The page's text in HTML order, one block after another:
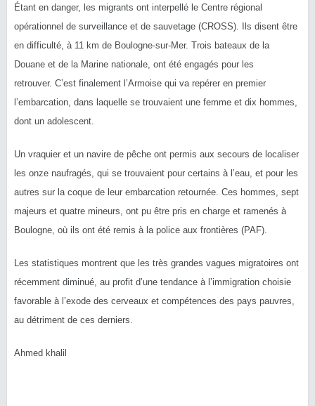
Étant en danger, les migrants ont interpellé le Centre régional
opérationnel de surveillance et de sauvetage (CROSS). Ils disent être
en difficulté, à 11 km de Boulogne-sur-Mer. Trois bateaux de la
Douane et de la Marine nationale, ont été engagés pour les
retrouver. C’est finalement l’Armoise qui va repérer en premier
l’embarcation, dans laquelle se trouvaient une femme et dix hommes,
dont un adolescent.
Un vraquier et un navire de pêche ont permis aux secours de localiser
les onze naufragés, qui se trouvaient pour certains à l’eau, et pour les
autres sur la coque de leur embarcation retournée. Ces hommes, sept
majeurs et quatre mineurs, ont pu être pris en charge et ramenés à
Boulogne, où ils ont été remis à la police aux frontières (PAF).
Les statistiques montrent que les très grandes vagues migratoires ont
récemment diminué, au profit d’une tendance à l’immigration choisie
favorable à l’exode des cerveaux et compétences des pays pauvres,
au détriment de ces derniers.
Ahmed khalil